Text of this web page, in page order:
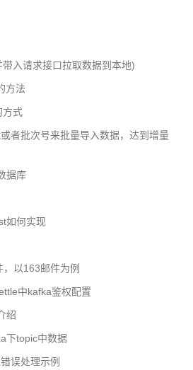
入请求接口拉取数据到本地)
方法
方式
者批次号来批量导入数据，达到增量
据库
如何实现
以163邮件为例
中kafka鉴权配置
绍
下topic中数据
误处理示例